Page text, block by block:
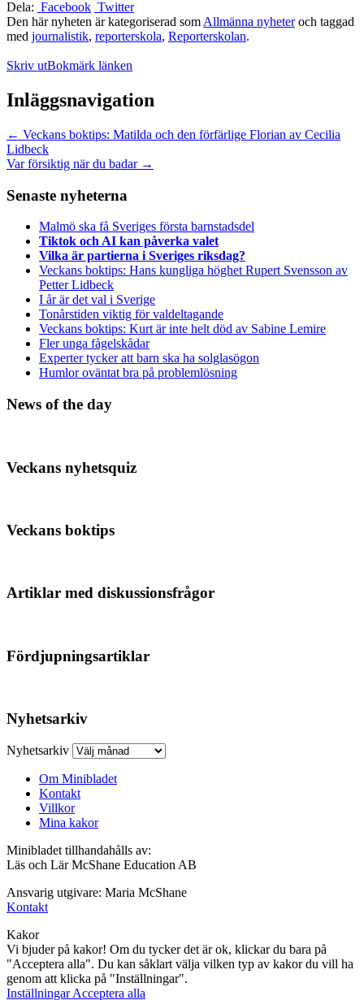
Dela: Facebook Twitter
Den här nyheten är kategoriserad som Allmänna nyheteroch taggad
med journalistik, reporterskola, Reporterskolan.
Skriv utBokmärk länken
Inläggsnavigation
← Veckans boktips: Matilda och den förfärlige Florian av Cecilia
Lidbeck
Var försiktig när du badar →
Senaste nyheterna
Malmö ska få Sveriges första barnstadsdel
Tiktok och AI kan påverka valet
Vilka är partierna i Sveriges riksdag?
Veckans boktips: Hans kungliga höghet Rupert Svensson av
Petter Lidbeck
I år är det val i Sverige
Tonårstiden viktig för valdeltagande
Veckans boktips: Kurt är inte helt död av Sabine Lemire
Fler unga fågelskådar
Experter tycker att barn ska ha solglasögon
Humlor oväntat bra på problemlösning
News of the day
Veckans nyhetsquiz
Veckans boktips
Artiklar med diskussionsfrågor
Fördjupningsartiklar
Nyhetsarkiv
Nyhetsarkiv
Om Minibladet
Kontakt
Villkor
Mina kakor
Minibladet tillhandahålls av:
Läs och Lär McShane Education AB
Ansvarig utgivare: Maria McShane
Kontakt
Kakor
Vi bjuder på kakor! Om du tycker det är ok, klickar du bara på
"Acceptera alla". Du kan såklart välja vilken typ av kakor du vill ha
genom att klicka på "Inställningar".
InställningarAcceptera alla